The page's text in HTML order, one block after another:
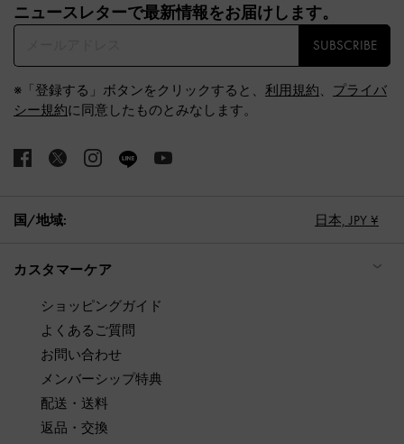
ニュースレターで最新情報をお届けします。​
SUBSCRIBE
※「登録する」ボタンをクリックすると、 利用規約、 プライバ
シー規約に同意したものとみなします。
国/地域: 日本, JPY ¥
カスタマーケア
ショッピングガイド
よくあるご質問
お問い合わせ
メンバーシップ特典
配送・送料
返品・交換